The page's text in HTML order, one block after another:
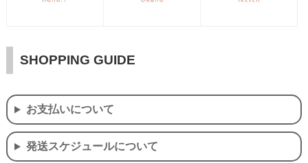
SHOPPING GUIDE
お支払いについて
発送スケジュールについて